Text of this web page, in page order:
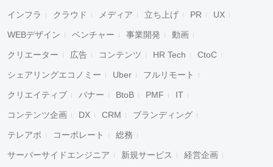
インフラ クラウド メディア 立ち上げ PR UX
WEBデザイン ベンチャー 事業開発 動画
クリエーター 広告 コンテンツ HR Tech CtoC
シェアリングエコノミー Uber フルリモート
クリエイティブ バナー BtoB PMF IT
コンテンツ企画 DX CRM ブランディング
テレアポ コーポレート 総務
サーバーサイドエンジニア 新規サービス 経営企画